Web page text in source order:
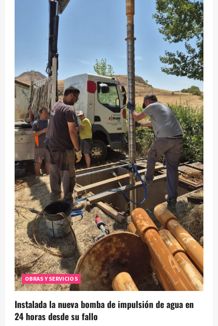
OBRAS Y SERVICIOS
Instalada la nueva bomba de impulsión de agua en
24 horas desde su fallo